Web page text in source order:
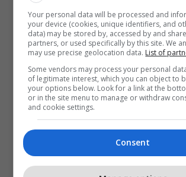
Lsdm Venko Filipçe
Your personal data will be processed and
your device (cookies, unique identifiers, and
data) may be stored by, accessed by and
partners, or used specifically by this site. We
may use precise geolocation data. List of
Some vendors may process your personal
of legitimate interest, which you can object to
your options below. Look for a link at the
or in the site menu to manage or withdraw
and cookie settings.
Consent